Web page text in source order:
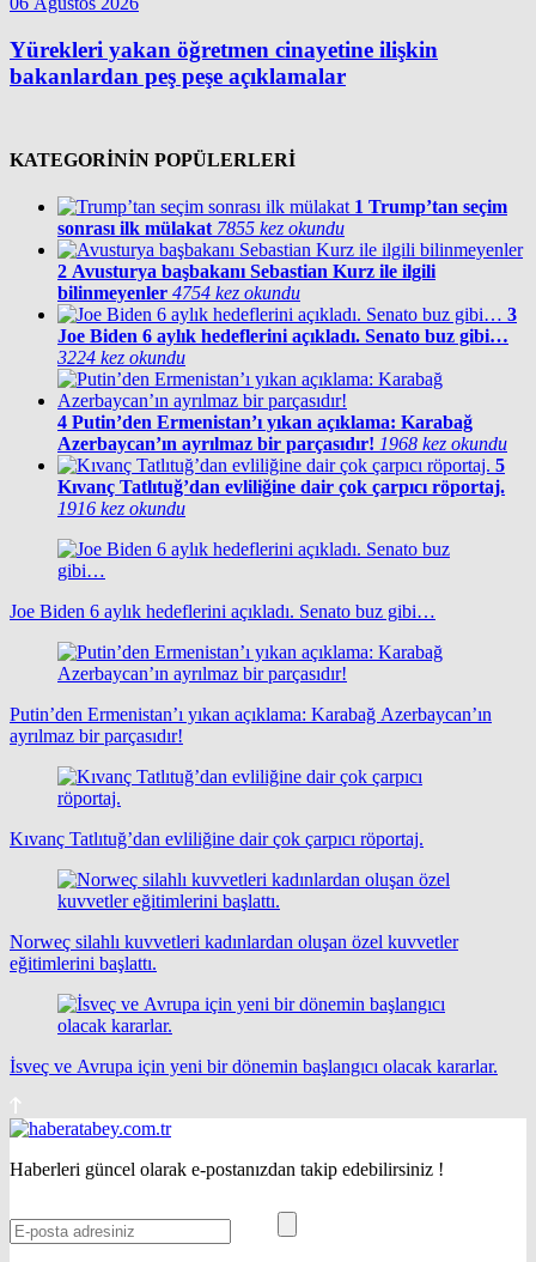
Yürekleri yakan öğretmen cinayetine ilişkin
bakanlardan peş peşe açıklamalar
KATEGORİNİN POPÜLERLERİ
1 Trump’tan seçim
sonrası ilk mülakat 7855 kez okundu
2 Avusturya başbakanı Sebastian Kurz ile ilgili
bilinmeyenler 4754 kez okundu
3
Joe Biden 6 aylık hedeflerini açıkladı. Senato buz gibi…
3224 kez okundu
4 Putin’den Ermenistan’ı yıkan açıklama: Karabağ
Azerbaycan’ın ayrılmaz bir parçasıdır! 1968 kez okundu
5
Kıvanç Tatlıtuğ’dan evliliğine dair çok çarpıcı röportaj.
1916 kez okundu
Joe Biden 6 aylık hedeflerini açıkladı. Senato buz gibi…
Putin’den Ermenistan’ı yıkan açıklama: Karabağ Azerbaycan’ın
ayrılmaz bir parçasıdır!
Kıvanç Tatlıtuğ’dan evliliğine dair çok çarpıcı röportaj.
Norweç silahlı kuvvetleri kadınlardan oluşan özel kuvvetler
eğitimlerini başlattı.
İsveç ve Avrupa için yeni bir dönemin başlangıcı olacak kararlar.
Haberleri güncel olarak e-postanızdan takip edebilirsiniz !